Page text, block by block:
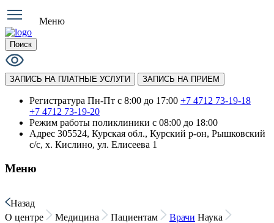
Меню
Поиск
ЗАПИСЬ НА ПЛАТНЫЕ УСЛУГИ ЗАПИСЬ НА ПРИЕМ
Регистратура Пн-Пт с 8:00 до 17:00 +7 4712 73-19-18
+7 4712 73-19-20
Режим работы поликлиники с 08:00 до 18:00
Адрес 305524, Курская обл., Курский р-он, Рышковский
с/с, х. Кислино, ул. Елисеева 1
Меню
Назад
О центре
Медицина Пациентам Врачи Наука